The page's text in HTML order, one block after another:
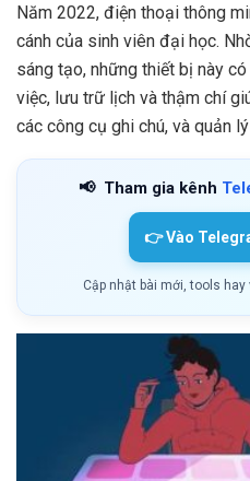
Năm 2022, điện thoại thông
cánh của sinh viên đại học.
sáng tạo, những thiết bị này
việc, lưu trữ lịch và thậm chí
các công cụ ghi chú, và quản
📢 Tham gia kênh
👉 Vào
Cập nhật bài mới, tools